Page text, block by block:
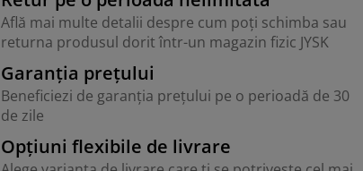
Află mai multe detalii despre cum poți schimba sau
returna produsul dorit într-un magazin fizic JYSK
Garanția prețului
Beneficiezi de garanția prețului pe o perioadă de 30
de zile
Opțiuni flexibile de livrare